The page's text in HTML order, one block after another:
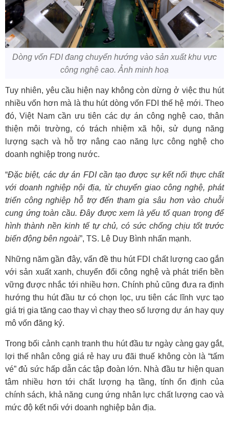
Dòng vốn FDI đang chuyển hướng vào sản xuất khu vực
công nghệ cao. Ảnh minh hoạ
Tuy nhiên, yêu cầu hiện nay không còn dừng ở việc thu hút
nhiều vốn hơn mà là thu hút dòng vốn FDI thế hệ mới. Theo
đó, Việt Nam cần ưu tiên các dự án công nghệ cao, thân
thiện môi trường, có trách nhiệm xã hội, sử dụng năng
lượng sạch và hỗ trợ nâng cao năng lực công nghệ cho
doanh nghiệp trong nước.
“Đặc biệt, các dự án FDI cần tạo được sự kết nối thực chất
với doanh nghiệp nội địa, từ chuyển giao công nghệ, phát
triển công nghiệp hỗ trợ đến tham gia sâu hơn vào chuỗi
cung ứng toàn cầu. Đây được xem là yếu tố quan trọng để
hình thành nền kinh tế tự chủ, có sức chống chịu tốt trước
biến động bên ngoài”, TS. Lê Duy Bình nhấn mạnh.
Những năm gần đây, vấn đề thu hút FDI chất lượng cao gắn
với sản xuất xanh, chuyển đổi công nghệ và phát triển bền
vững được nhắc tới nhiều hơn. Chính phủ cũng đưa ra định
hướng thu hút đầu tư có chọn lọc, ưu tiên các lĩnh vực tạo
giá trị gia tăng cao thay vì chạy theo số lượng dự án hay quy
mô vốn đăng ký.
Trong bối cảnh cạnh tranh thu hút đầu tư ngày càng gay gắt,
lợi thế nhân công giá rẻ hay ưu đãi thuế không còn là “tấm
vé” đủ sức hấp dẫn các tập đoàn lớn. Nhà đầu tư hiện quan
tâm nhiều hơn tới chất lượng hạ tầng, tính ổn định của
chính sách, khả năng cung ứng nhân lực chất lượng cao và
mức độ kết nối với doanh nghiệp bản địa.